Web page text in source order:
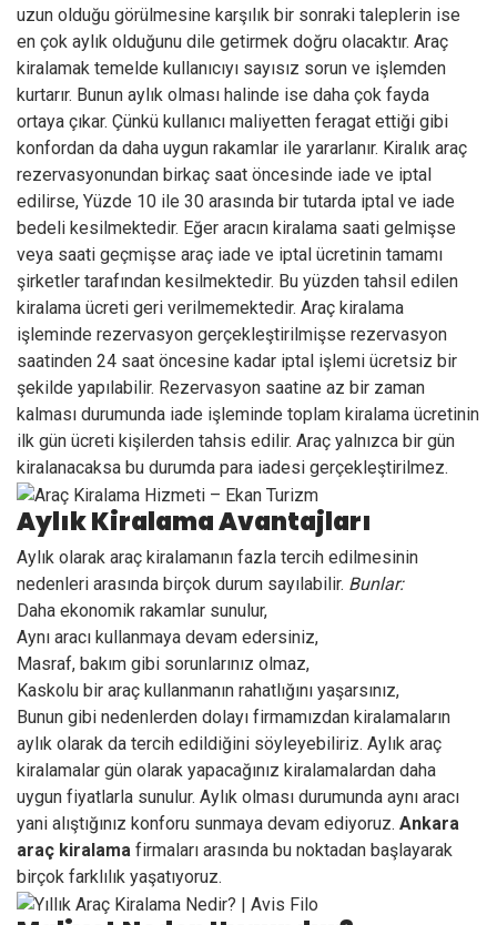
uzun olduğu görülmesine karşılık bir sonraki taleplerin ise
en çok aylık olduğunu dile getirmek doğru olacaktır. Araç
kiralamak temelde kullanıcıyı sayısız sorun ve işlemden
kurtarır. Bunun aylık olması halinde ise daha çok fayda
ortaya çıkar. Çünkü kullanıcı maliyetten feragat ettiği gibi
konfordan da daha uygun rakamlar ile yararlanır. Kiralık araç
rezervasyonundan birkaç saat öncesinde iade ve iptal
edilirse, Yüzde 10 ile 30 arasında bir tutarda iptal ve iade
bedeli kesilmektedir. Eğer aracın kiralama saati gelmişse
veya saati geçmişse araç iade ve iptal ücretinin tamamı
şirketler tarafından kesilmektedir. Bu yüzden tahsil edilen
kiralama ücreti geri verilmemektedir. Araç kiralama
işleminde rezervasyon gerçekleştirilmişse rezervasyon
saatinden 24 saat öncesine kadar iptal işlemi ücretsiz bir
şekilde yapılabilir. Rezervasyon saatine az bir zaman
kalması durumunda iade işleminde toplam kiralama ücretinin
ilk gün ücreti kişilerden tahsis edilir. Araç yalnızca bir gün
kiralanacaksa bu durumda para iadesi gerçekleştirilmez.
Aylık KiralamaAvantajları
Aylık olarak araç kiralamanın fazla tercih edilmesinin
nedenleri arasında birçok durum sayılabilir. Bunlar:
Daha ekonomik rakamlar sunulur,
Aynı aracı kullanmaya devam edersiniz,
Masraf, bakım gibi sorunlarınız olmaz,
Kaskolu bir araç kullanmanın rahatlığını yaşarsınız,
Bunun gibi nedenlerden dolayı firmamızdan kiralamaların
aylık olarak da tercih edildiğini söyleyebiliriz. Aylık araç
kiralamalar gün olarak yapacağınız kiralamalardan daha
uygun fiyatlarla sunulur. Aylık olması durumunda aynı aracı
yani alıştığınız konforu sunmaya devam ediyoruz. Ankara
araç kiralama firmaları arasında bu noktadan başlayarak
birçok farklılık yaşatıyoruz.